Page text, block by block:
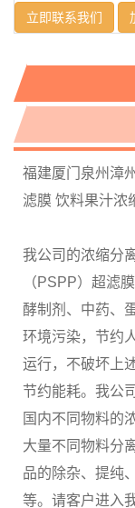
立即联系我们
福建厦门泉州漳
滤膜 饮料果汁浓
我公司的浓缩分
（PSPP）超滤
酵制剂、中药、
环境污染，节约
运行，不破坏上
节约能耗。我公
国内不同物料的
大量不同物料分
品的除杂、提纯
等。请客户进入